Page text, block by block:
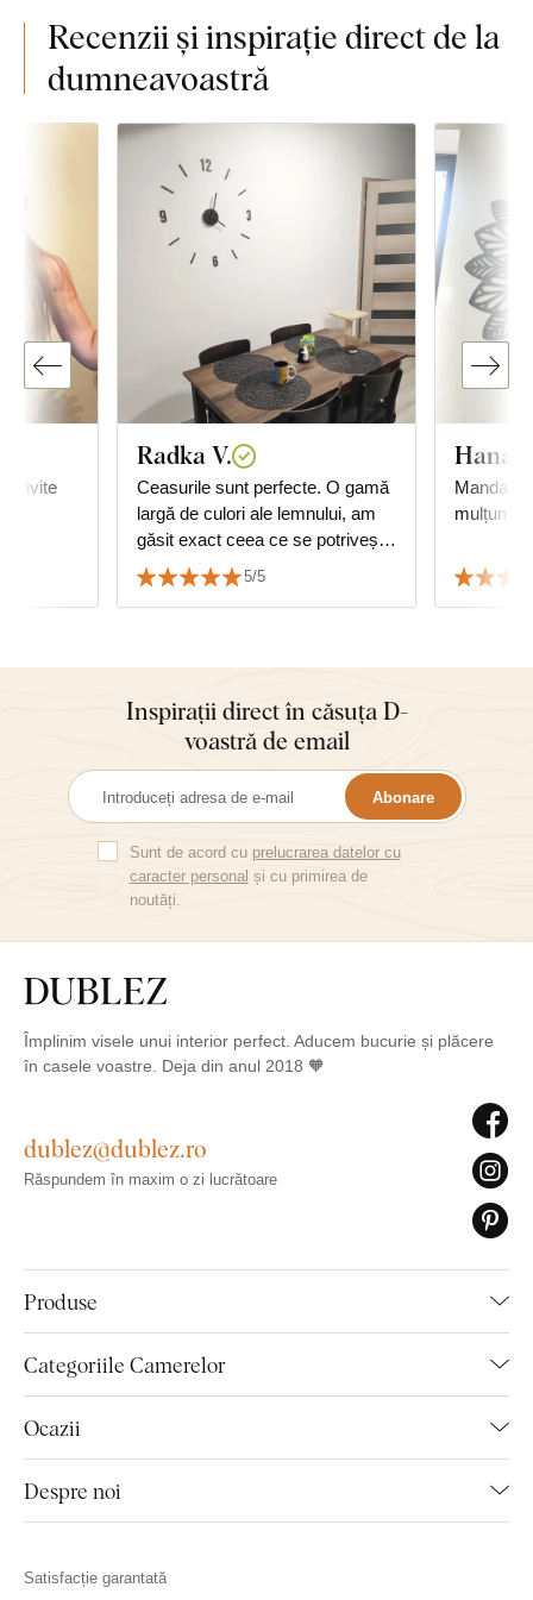
Recenzii și inspirație direct de la
dumneavoastră
Radka V.
Ceasurile sunt perfecte. O gamă
largă de culori ale lemnului, am
găsit exact ceea ce se potrivește
cu mobilierul. Montaj ușor în doi
😊
5/5
Hana
Mandala
Inspirații direct în căsuța D-
voastră de email
Abonare
Sunt de acord cu prelucrarea datelor cu
caracter personal și cu primirea de
noutăți.
Împlinim visele unui interior perfect. Aducem bucurie și plăcere
în casele voastre. Deja din anul 2018 🧡
Produse
Categoriile Camerelor
Ocazii
Despre noi
dublez@dublez.ro
Răspundem în maxim o zi lucrătoare
Satisfacție garantată